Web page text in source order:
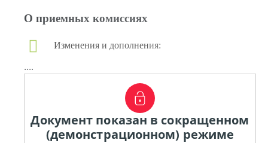
О приемных комиссиях
Изменения и дополнения:
....
Документ показан в сокращенном
(демонстрационном) режиме